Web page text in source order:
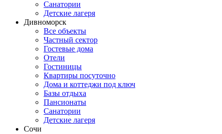
Санатории
Детские лагеря
Дивноморск
Все объекты
Частный сектор
Гостевые дома
Отели
Гостиницы
Квартиры посуточно
Дома и коттеджи под ключ
Базы отдыха
Пансионаты
Санатории
Детские лагеря
Сочи